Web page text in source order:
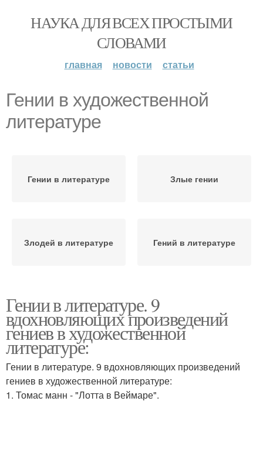
НАУКА ДЛЯ ВСЕХ ПРОСТЫМИ
СЛОВАМИ
главная новости статьи
Гении в художественной
литературе
Гении в литературе Злые гении
Злодей в литературе Гений в литературе
Гении в литературе. 9
вдохновляющих произведений
гениев в художественной
литературе:
Гении в литературе. 9 вдохновляющих произведений
гениев в художественной литературе:
1. Томас манн - "Лотта в Веймаре".